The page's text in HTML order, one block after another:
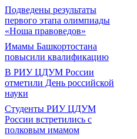
Подведены результаты
первого этапа олимпиады
«Ноша правоведов»
Имамы Башкортостана
повысили квалификацию
В РИУ ЦДУМ России
отметили День российской
науки
Студенты РИУ ЦДУМ
России встретились с
полковым имамом